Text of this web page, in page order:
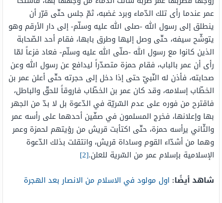
عمر عندما رأى تلك الدّماء وبرد غضبه، ثمّ جلس حتّى قرّر أن
ينطلق إلى رسول الله -صلى الله عليه وسلّم- إلى دار الأرقم وهو
يتوشّح سيفه، حتّى وصل إليها وطرق بابها، فقام أحد الصّحابة
الذين كانوا مع رسول الله -صلّى الله عليه وسلّم- فعاد فزعاً لمّا
رأى أن عمر بالباب، فقام حمزة متصدّراً ليدافع عن رسول الله وعن
صحابته، فأذن له النّبيّ حتى إذا دخل إلى حجرته حتّى أعلن عمر بن
الخطّاب إسلامه، وقد كان عمر بن الخطّاب فاروقاً للحقّ والباطل،
فاقترح من فوره على عدم السّريّة في الدّعوة بل لا بدّ من الجهر
بها وإعلانها، فخرج المسلمون في صفّين أحدهما على رأسه عمر
والثّاني يرأسه حمزة، حتّى اكتأبت قريش من رؤيتهم لحمزة وعمر
وهما من أشدّاء القوم وساداة قريش، وانتقلت بذلك الدّعوة
الإسلامية بإسلام عمر من السّرية للعلن.[2]
شاهد أيضًا: اول مولود في الاسلام من الانصار بعد الهجرة